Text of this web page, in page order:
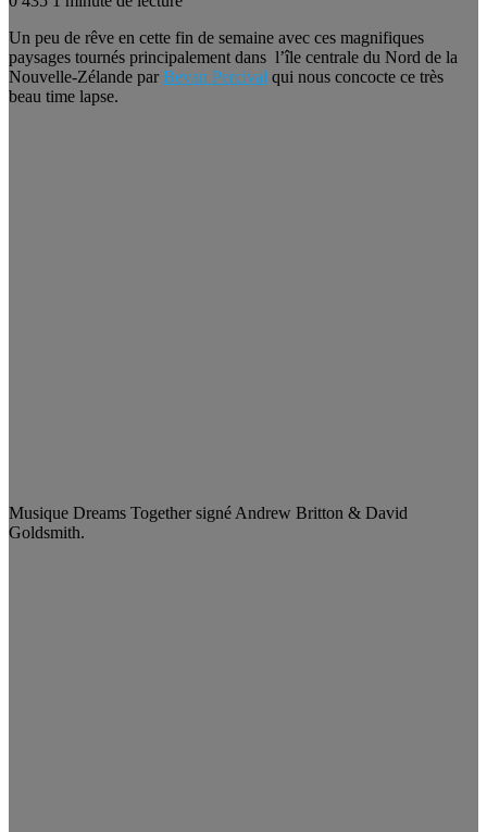
Un peu de rêve en cette fin de semaine avec ces magnifiques
paysages tournés principalement dans l’île centrale du Nord de la
Nouvelle-Zélande parBevan Percival qui nous concocte ce très
beau time lapse.
Musique Dreams Together signé Andrew Britton & David
Goldsmith.